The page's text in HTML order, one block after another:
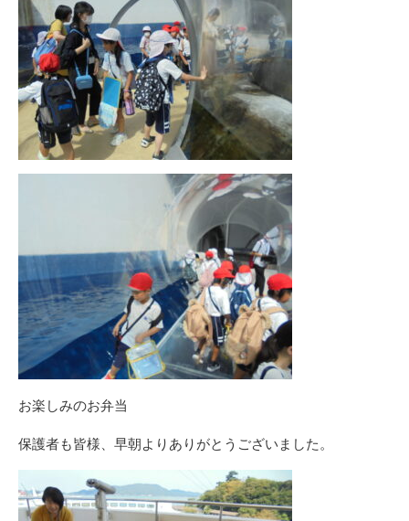
お楽しみのお弁当
保護者も皆様、早朝よりありがとうございました。